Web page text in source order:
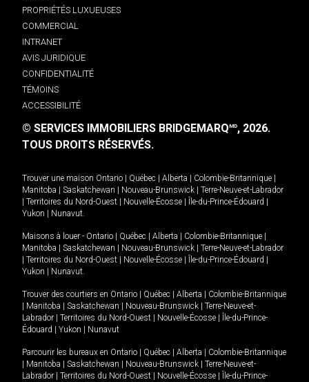
PROPRIÉTÉS LUXUEUSES
COMMERCIAL
INTRANET
AVIS JURIDIQUE
CONFIDENTIALITÉ
TÉMOINS
ACCESSIBILITÉ
© SERVICES IMMOBILIERS BRIDGEMARQMD, 2026.
TOUS DROITS RÉSERVÉS.
Trouver une maison Ontario Québec Alberta Colombie-Britannique
Manitoba
Saskatchewan Nouveau-Brunswick
Terre-Neuve-et-Labrador
Territoires du Nord-Ouest Nouvelle-Écosse Île-du-Prince-Édouard
Yukon
Nunavut.
Maisons à louer - Ontario Québec Alberta Colombie-Britannique
Manitoba
Saskatchewan Nouveau-Brunswick
Terre-Neuve-et-Labrador
Territoires du Nord-Ouest Nouvelle-Écosse Île-du-Prince-Édouard
Yukon
Nunavut.
Trouver des courtiers en Ontario Québec Alberta
Colombie-Britannique
Manitoba Saskatchewan Nouveau-Brunswick
Terre-Neuve-et-
Labrador
Territoires du Nord-Ouest Nouvelle-Écosse
Île-du-Prince-
Édouard
Yukon Nunavut
Parcourir les bureaux en Ontario Québec Alberta
Colombie-Britannique
Manitoba Saskatchewan Nouveau-Brunswick
Terre-Neuve-et-
Labrador
Territoires du Nord-Ouest Nouvelle-Écosse
Île-du-Prince-